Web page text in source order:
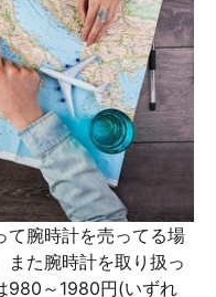
て腕時計を売ってる場
た腕時計を取り扱っ
980～1980円(いずれ